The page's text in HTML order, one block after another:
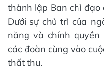
thành lập Ban chỉ đạo
Dưới sự chủ trì của
năng và chính
các đoàn cùng vào
thất thu.